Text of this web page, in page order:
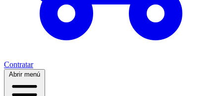
Contratar
Abrir menú